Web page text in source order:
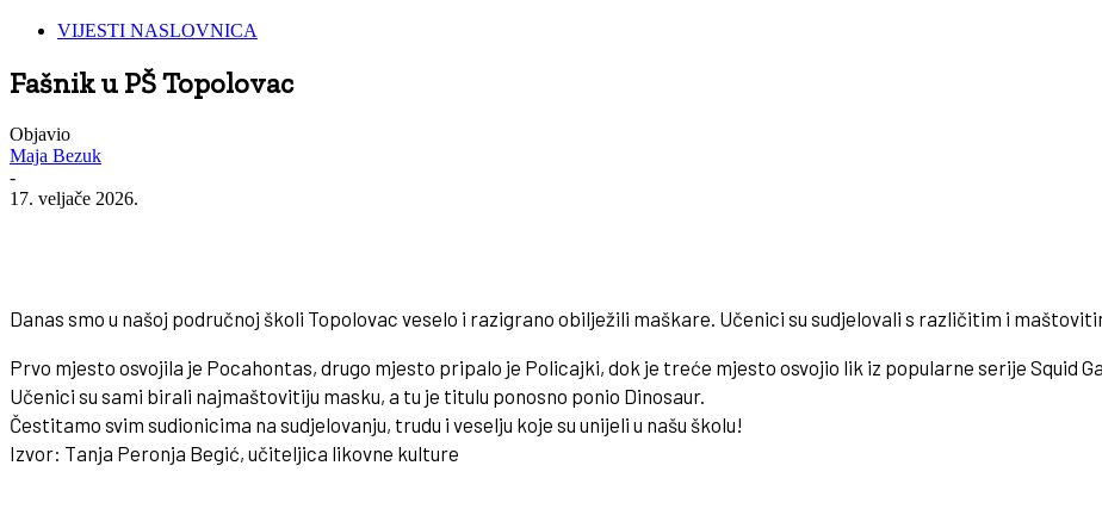
VIJESTI NASLOVNICA
Fašnik u PŠ Topolovac
Objavio
Maja Bezuk
-
17. veljače 2026.
Danas smo u našoj područnoj školi Topolovac veselo i razigrano obilježili maškare. Učenici su sudjelovali s različitim i
Prvo mjesto osvojila je Pocahontas, drugo mjesto pripalo je Policajki, dok je treće mjesto osvojio lik iz popularne serije Squid
Učenici su sami birali najmaštovitiju masku, a tu je titulu ponosno ponio Dinosaur.
Čestitamo svim sudionicima na sudjelovanju, trudu i veselju koje su unijeli u našu školu!
Izvor: Tanja Peronja Begić, učiteljica likovne kulture